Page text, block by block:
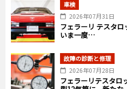
車検
2026年07月31日
フェラーリ テスタ
いま一度…
故障の診断と修理
2026年07月28日
フェラーリテスタ